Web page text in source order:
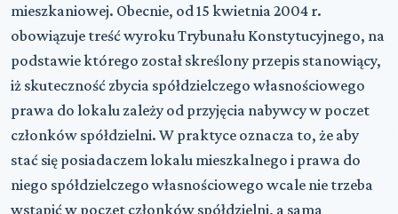
mieszkaniowej. Obecnie, od 15 kwietnia 2004 r.
obowiązuje treść wyroku Trybunału Konstytucyjnego, na
podstawie którego został skreślony przepis stanowiący,
iż skuteczność zbycia spółdzielczego własnościowego
prawa do lokalu zależy od przyjęcia nabywcy w poczet
członków spółdzielni. W praktyce oznacza to, że aby
stać się posiadaczem lokalu mieszkalnego i prawa do
niego spółdzielczego własnościowego wcale nie trzeba
wstąpić w poczet członków spółdzielni, a sama